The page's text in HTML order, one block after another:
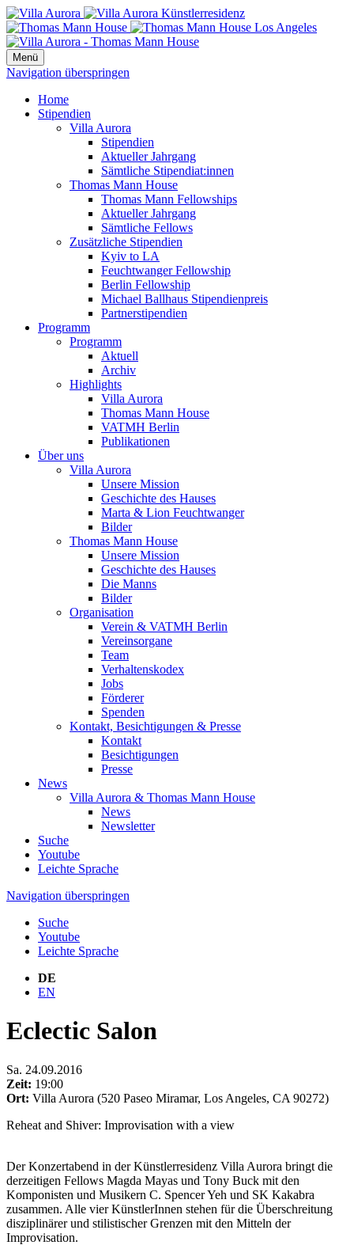
Menü
Navigation überspringen
Home
Stipendien
Villa Aurora
Stipendien
Aktueller Jahrgang
Sämtliche Stipendiat:innen
Thomas Mann House
Thomas Mann Fellowships
Aktueller Jahrgang
Sämtliche Fellows
Zusätzliche Stipendien
Kyiv to LA
Feuchtwanger Fellowship
Berlin Fellowship
Michael Ballhaus Stipendienpreis
Partnerstipendien
Programm
Programm
Aktuell
Archiv
Highlights
Villa Aurora
Thomas Mann House
VATMH Berlin
Publikationen
Über uns
Villa Aurora
Unsere Mission
Geschichte des Hauses
Marta & Lion Feuchtwanger
Bilder
Thomas Mann House
Unsere Mission
Geschichte des Hauses
Die Manns
Bilder
Organisation
Verein & VATMH Berlin
Vereinsorgane
Team
Verhaltenskodex
Jobs
Förderer
Spenden
Kontakt, Besichtigungen & Presse
Kontakt
Besichtigungen
Presse
News
Villa Aurora & Thomas Mann House
News
Newsletter
Suche
Youtube
Leichte Sprache
Navigation überspringen
Suche
Youtube
Leichte Sprache
DE
EN
Eclectic Salon
Sa. 24.09.2016
Zeit: 19:00
Ort: Villa Aurora (520 Paseo Miramar, Los Angeles, CA 90272)
Reheat and Shiver: Improvisation with a view
Der Konzertabend in der Künstlerresidenz Villa Aurora bringt die
derzeitigen Fellows Magda Mayas und Tony Buck mit den
Komponisten und Musikern C. Spencer Yeh und SK Kakabra
zusammen. Alle vier KünstlerInnen stehen für die Überschreitung
disziplinärer und stilistischer Grenzen mit den Mitteln der
Improvisation.